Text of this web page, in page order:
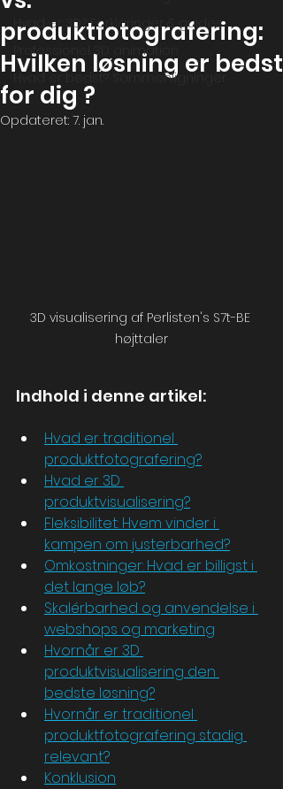
Hvad er 3D? Forklaringer & guides
Professionel 3D animation
Hvad er bedst? Sammenligninger
produktfotografering:
Hvilken løsning er bedst
for dig ?
Opdateret: 7. jan.
3D visualisering af Perlisten's S7t-BE
højttaler
Indhold i denne artikel:
Hvad er traditionel
produktfotografering?
Hvad er 3D
produktvisualisering?
Fleksibilitet: Hvem vinder i
kampen om justerbarhed?
Omkostninger: Hvad er billigst i
det lange løb?
Skalérbarhed og anvendelse i
webshops og marketing
Hvornår er 3D
produktvisualisering den
bedste løsning?
Hvornår er traditionel
produktfotografering stadig
relevant?
Konklusion